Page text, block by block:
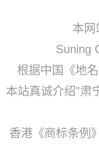
本网
Suning
根据中国《地
本站真诚介绍"肃
香港《商标条例